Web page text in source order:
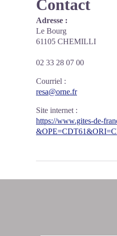
Contact
Adresse :
Le Bourg
61105 CHEMILLI
02 33 28 07 00
Courriel :
resa@orne.fr
Site internet :
https://www.gites-de-